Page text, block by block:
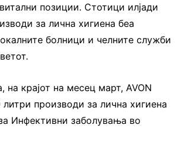
позиции. Стотици илјади
за лична хигиена беа
болници и челните служби
на крајот на месец март, AVON
производи за лична хигиена
Инфективни заболувања во